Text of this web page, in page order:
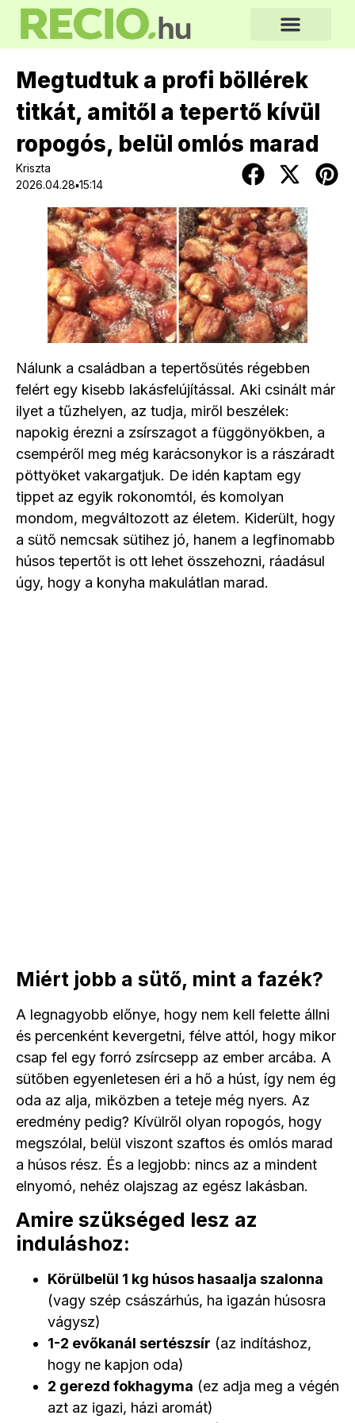
Megtudtuk a profi böllérek
titkát, amitől a tepertő kívül
ropogós, belül omlós marad
Kriszta
2026.04.28▪15:14
Nálunk a családban a tepertősütés régebben
felért egy kisebb lakásfelújítással. Aki csinált már
ilyet a tűzhelyen, az tudja, miről beszélek:
napokig érezni a zsírszagot a függönyökben, a
csempéről meg még karácsonykor is a rászáradt
pöttyöket vakargatjuk. De idén kaptam egy
tippet az egyik rokonomtól, és komolyan
mondom, megváltozott az életem. Kiderült, hogy
a sütő nemcsak sütihez jó, hanem a legfinomabb
húsos tepertőt is ott lehet összehozni, ráadásul
úgy, hogy a konyha makulátlan marad.
Miért jobb a sütő, mint a fazék?
A legnagyobb előnye, hogy nem kell felette állni
és percenként kevergetni, félve attól, hogy mikor
csap fel egy forró zsírcsepp az ember arcába. A
sütőben egyenletesen éri a hő a húst, így nem ég
oda az alja, miközben a teteje még nyers. Az
eredmény pedig? Kívülről olyan ropogós, hogy
megszólal, belül viszont szaftos és omlós marad
a húsos rész. És a legjobb: nincs az a mindent
elnyomó, nehéz olajszag az egész lakásban.
Amire szükséged lesz az
induláshoz:
Körülbelül 1 kg húsos hasaalja szalonna
(vagy szép császárhús, ha igazán húsosra
vágysz)
1-2 evőkanál sertészsír (az indításhoz,
hogy ne kapjon oda)
2 gerezd fokhagyma (ez adja meg a végén
azt az igazi, házi aromát)